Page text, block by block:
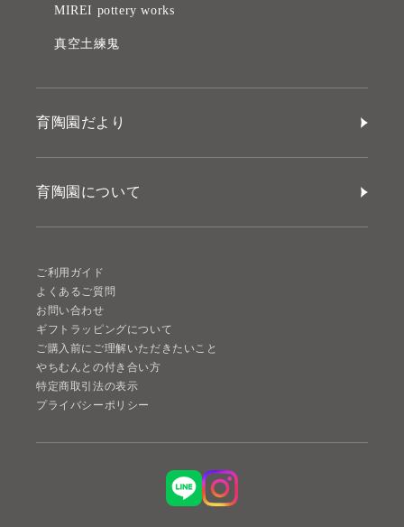
MIREI pottery works
真空土練鬼
育陶園だより
育陶園について
ご利用ガイド
よくあるご質問
お問い合わせ
ギフトラッピングについて
ご購入前にご理解いただきたいこと
やちむんとの付き合い方
特定商取引法の表示
プライバシーポリシー